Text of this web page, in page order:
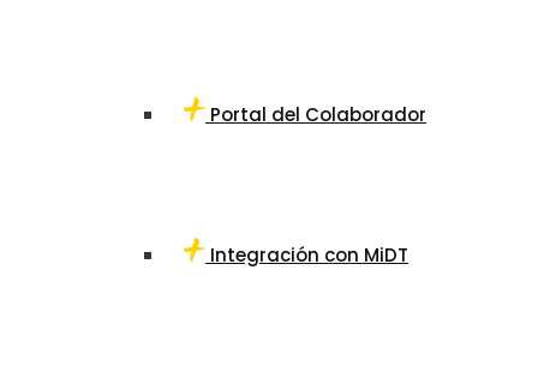
Portal del Colaborador
Integración con MiDT